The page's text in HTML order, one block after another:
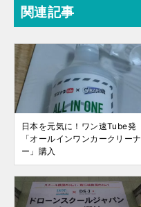
関連記事
日本を元気に！ワン速Tube発
「オールインワンカークリーナ
ー」購入